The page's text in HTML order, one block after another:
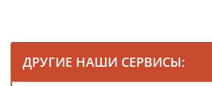
ДРУГИЕ НАШИ СЕРВИСЫ: